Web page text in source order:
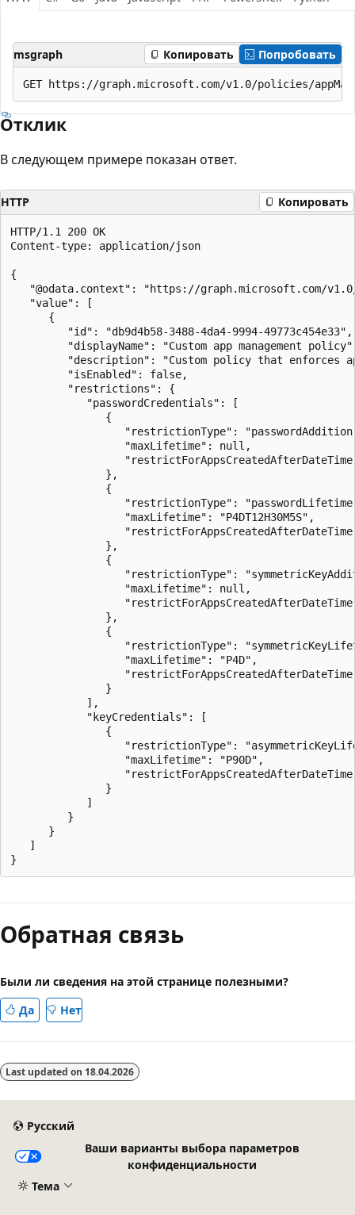
msgraph Копировать Попробовать
Отклик
В следующем примере показан ответ.
HTTP Копировать
HTTP/1.1 200 OK
Content-type: application/json
{
"@odata.context": "https://graph.microsoft.com/
   "value": [
      {
         "id": "db9d4b58-3488-4da4-9994-49773c454e33",
"displayName": "Custom app management
"description": "Custom policy that enforces
         "isEnabled": false,
         "restrictions": {
            "passwordCredentials": [
               {
"restrictionType":
                  "maxLifetime": null,
               },
               {
"restrictionType":
                  "maxLifetime": "P4DT12H30M5S",
               },
               {
"restrictionType":
                  "maxLifetime": null,
               },
               {
"restrictionType":
                  "maxLifetime": "P4D",
               }
            ],
            "keyCredentials": [
               {
"restrictionType":
                  "maxLifetime": "P90D",
               }
            ]
         }
      }
   ]
Обратная связь
Были ли сведения на этой странице полезными?
Да
Нет
Last updated on 18.04.2026
Русский
Ваши варианты выбора параметров
конфиденциальности
Тема